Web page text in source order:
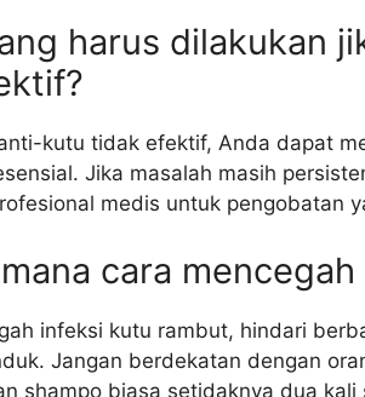
harus dilakukan
kutu tidak efektif, Anda dapat
Jika masalah masih
medis untuk pengobatan
cara
infeksi kutu rambut, hindari
Jangan berdekatan dengan
shampo biasa setidaknya dua